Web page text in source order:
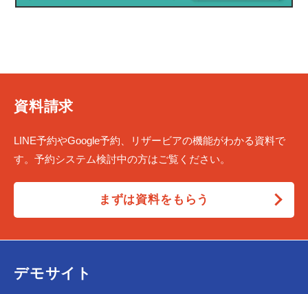
資料請求
LINE予約やGoogle予約、リザービアの機能がわかる資料で
す。予約システム検討中の方はご覧ください。
まずは資料をもらう
デモサイト